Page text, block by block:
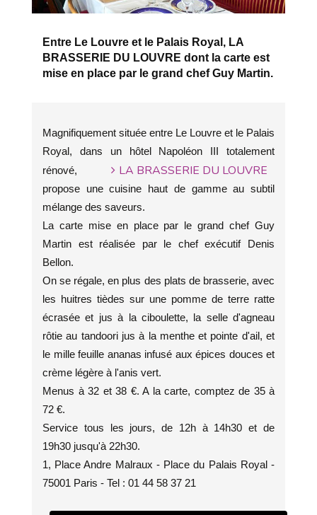
Entre Le Louvre et le Palais Royal, LA
BRASSERIE DU LOUVRE dont la carte est
mise en place par le grand chef Guy Martin.
Magnifiquement située entre Le Louvre et le Palais
Royal, dans un hôtel Napoléon III totalement
rénové,
LA BRASSERIE DU LOUVRE
propose une cuisine haut de gamme au subtil
mélange des saveurs.
La carte mise en place par le grand chef Guy
Martin est réalisée par le chef exécutif Denis
Bellon.
On se régale, en plus des plats de brasserie, avec
les huitres tièdes sur une pomme de terre ratte
écrasée et jus à la ciboulette, la selle d'agneau
rôtie au tandoori jus à la menthe et pointe d'ail, et
le mille feuille ananas infusé aux épices douces et
crème légère à l'anis vert.
Menus à 32 et 38 €. A la carte, comptez de 35 à
72 €.
Service tous les jours, de 12h à 14h30 et de
19h30 jusqu'à 22h30.
1, Place Andre Malraux - Place du Palais Royal -
75001 Paris - Tel : 01 44 58 37 21